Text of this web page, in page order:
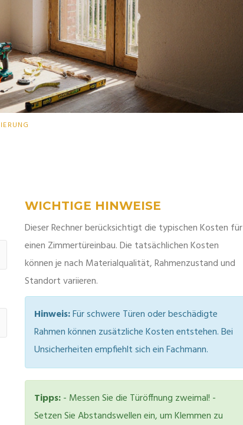
WICHTIGE HINWEISE
Dieser Rechner berücksichtigt die typischen Kosten für
einen Zimmertüreinbau. Die tatsächlichen Kosten
können je nach Materialqualität, Rahmenzustand und
Standort variieren.
Hinweis:Für schwere Türen oder beschädigte
Rahmen können zusätzliche Kosten entstehen. Bei
Unsicherheiten empfiehlt sich ein Fachmann.
Tipps:- Messen Sie die Türöffnung zweimal! -
Setzen Sie Abstandswellen ein, um Klemmen zu